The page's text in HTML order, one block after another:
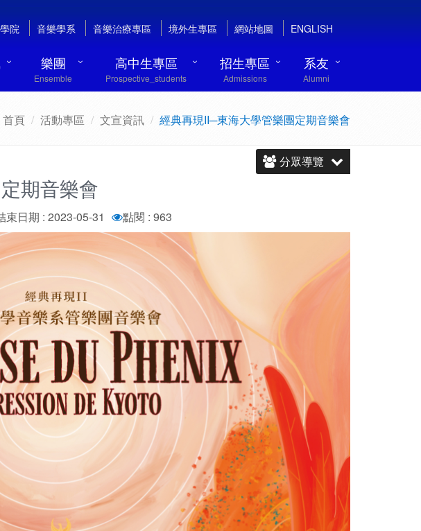
院 音樂學系 音樂治療專區 境外生專區 網站地圖 ENGLISH
樂團
Ensemble
高中生專區
Prospective_students
招生專區
Admissions
系友
Alumni
首頁 活動專區 文宣資訊 經典再現II─東海大學管樂團定期音樂會
分眾導覽
期音樂會
束日期 : 2023-05-31 點閱 : 963